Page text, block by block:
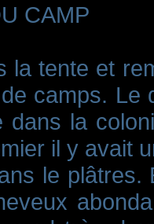
CAMP
la tente et
camps. Le
dans la
il y avait
le